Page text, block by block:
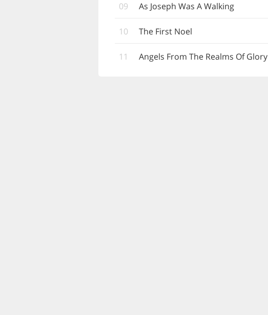
09 As Joseph Was A Walking
10 The First Noel
11 Angels From The Realms Of Glory